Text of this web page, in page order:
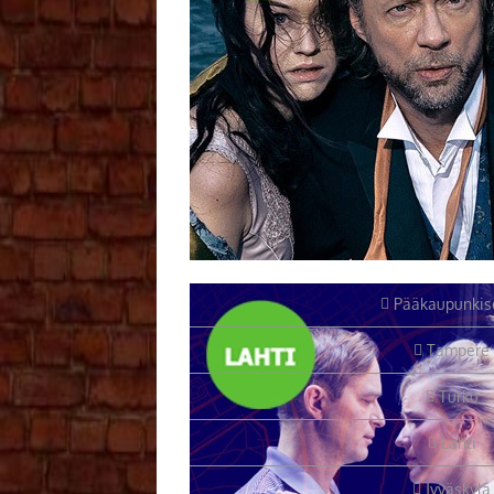
Tampere
Turku
Lahti
Jyväskylä